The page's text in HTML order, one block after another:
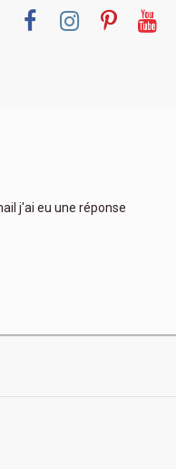
j'ai eu une réponse